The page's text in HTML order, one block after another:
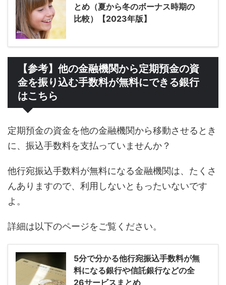
とめ（夏から冬のボーナス時期の
比較）【2023年版】
【参考】他の金融機関から定期預金の資
金を振り込む手数料が無料にできる銀行
はこちら
定期預金の資金を他の金融機関から移動させるとき
に、振込手数料を支払っていませんか？
他行宛振込手数料が無料になる金融機関は、たくさ
んありますので、利用しないともったいないです
よ。
詳細は以下のページをご覧ください。
5分で分かる他行宛振込手数料が無
料になる銀行や信託銀行などの全
26サービスまとめ